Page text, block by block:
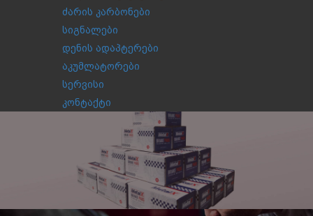
ძარის კარბონები
სიგნალები
დენის ადაპტერები
აკუმლატორები
სერვისი
კონტაქტი